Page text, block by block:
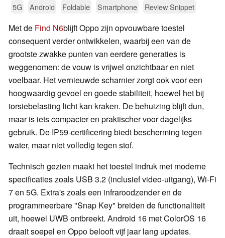
5G Android Foldable Smartphone Review Snippet
Met de Find N6blijft Oppo zijn opvouwbare toestel
consequent verder ontwikkelen, waarbij een van de
grootste zwakke punten van eerdere generaties is
weggenomen: de vouw is vrijwel onzichtbaar en niet
voelbaar. Het vernieuwde scharnier zorgt ook voor een
hoogwaardig gevoel en goede stabiliteit, hoewel het bij
torsiebelasting licht kan kraken. De behuizing blijft dun,
maar is iets compacter en praktischer voor dagelijks
gebruik. De IP59-certificering biedt bescherming tegen
water, maar niet volledig tegen stof.
Technisch gezien maakt het toestel indruk met moderne
specificaties zoals USB 3.2 (inclusief video-uitgang), Wi-Fi
7 en 5G. Extra's zoals een infraroodzender en de
programmeerbare "Snap Key" breiden de functionaliteit
uit, hoewel UWB ontbreekt. Android 16 met ColorOS 16
draait soepel en Oppo belooft vijf jaar lang updates.